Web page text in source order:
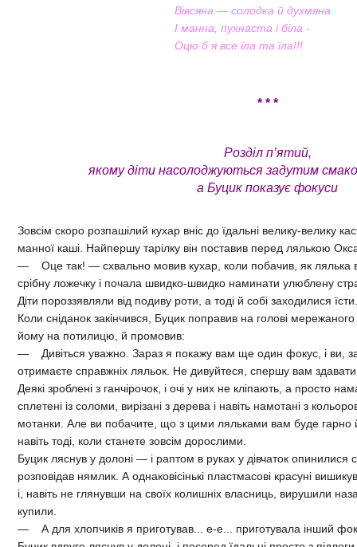
Вівсяна — солодка й духмяна.
І манна, пухнаста і біла -
Оцю б я все їла та їла!!!
* * *
Розділ п’ятий,
якому діти насолоджуються задутим
а Буцик показує фокуси
Зовсім скоро розпашілий кухар вніс до їдальні велику-велику
манної каші. Найпершу тарілку він поставив перед лялькою
— Оце так! — схвально мовив кухар, коли побачив, як лялька
срібну ложечку і почала швидко-швидко наминати улюблену
Діти пороззявляли від подиву роти, а тоді й собі заходилися їсти.
Коли сніданок закінчився, Буцик поправив на голові
йому на потилицю, й промовив:
— Дивіться уважно. Зараз я покажу вам ще один фокус, і ви,
отримаєте справжніх ляльок. Не дивуйтеся, спершу вам
Деякі зроблені з ганчірочок, і очі у них не кліпають, а просто
сплетені із соломи, вирізані з дерева і навіть намотані з
мотанки. Але ви побачите, що з цими ляльками вам буде гарно
навіть тоді, коли станете зовсім дорослими.
Буцик ляснув у долоні — і раптом в руках у дівчаток опинилися
розповідав нямлик. А однаковісінькі пластмасові красуні
і, навіть не глянувши на своїх колишніх власниць, вирушили
купили.
— А для хлопчиків я приготував... е-е... приготувала інший